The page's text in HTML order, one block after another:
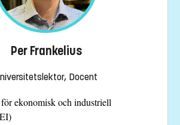
Per Frankelius
Docent
ekonomisk och industriell